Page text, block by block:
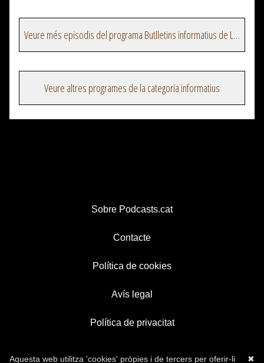
Veure més episodis del programa Butlletins informatius de La Xarxa
Veure altres programes de la categoria informatius
Sobre Podcasts.cat
Contacte
Política de cookies
Avís legal
Política de privacitat
✖
Aquesta web utilitza 'cookies' pròpies i de tercers per oferir-li